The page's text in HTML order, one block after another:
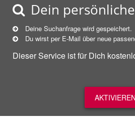
Dein
Deine Suchanfrage wird gespeichert.
Du wirst per E-Mail über neue
Dieser Service ist für Dich
AKTIVIEREN